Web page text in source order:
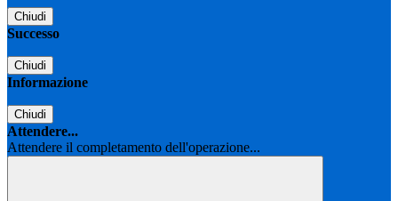
Chiudi
Successo
Chiudi
Informazione
Chiudi
Attendere...
Attendere il completamento dell'operazione...